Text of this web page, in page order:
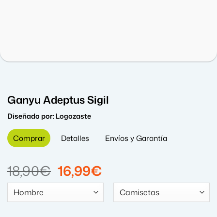
Ganyu Adeptus Sigil
Diseñado por:Logozaste
Comprar Detalles Envíos y Garantía
18,90€ El
precio
original
16,99€
precio
actual